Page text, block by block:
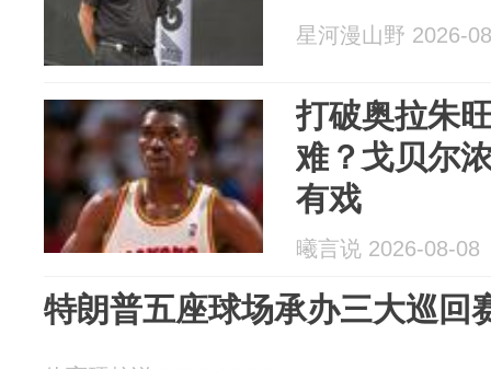
星河漫山野 2026-
打破奥拉朱
难？戈贝尔
有戏
曦言说 2026-08-08
特朗普五座球场承办三大巡回